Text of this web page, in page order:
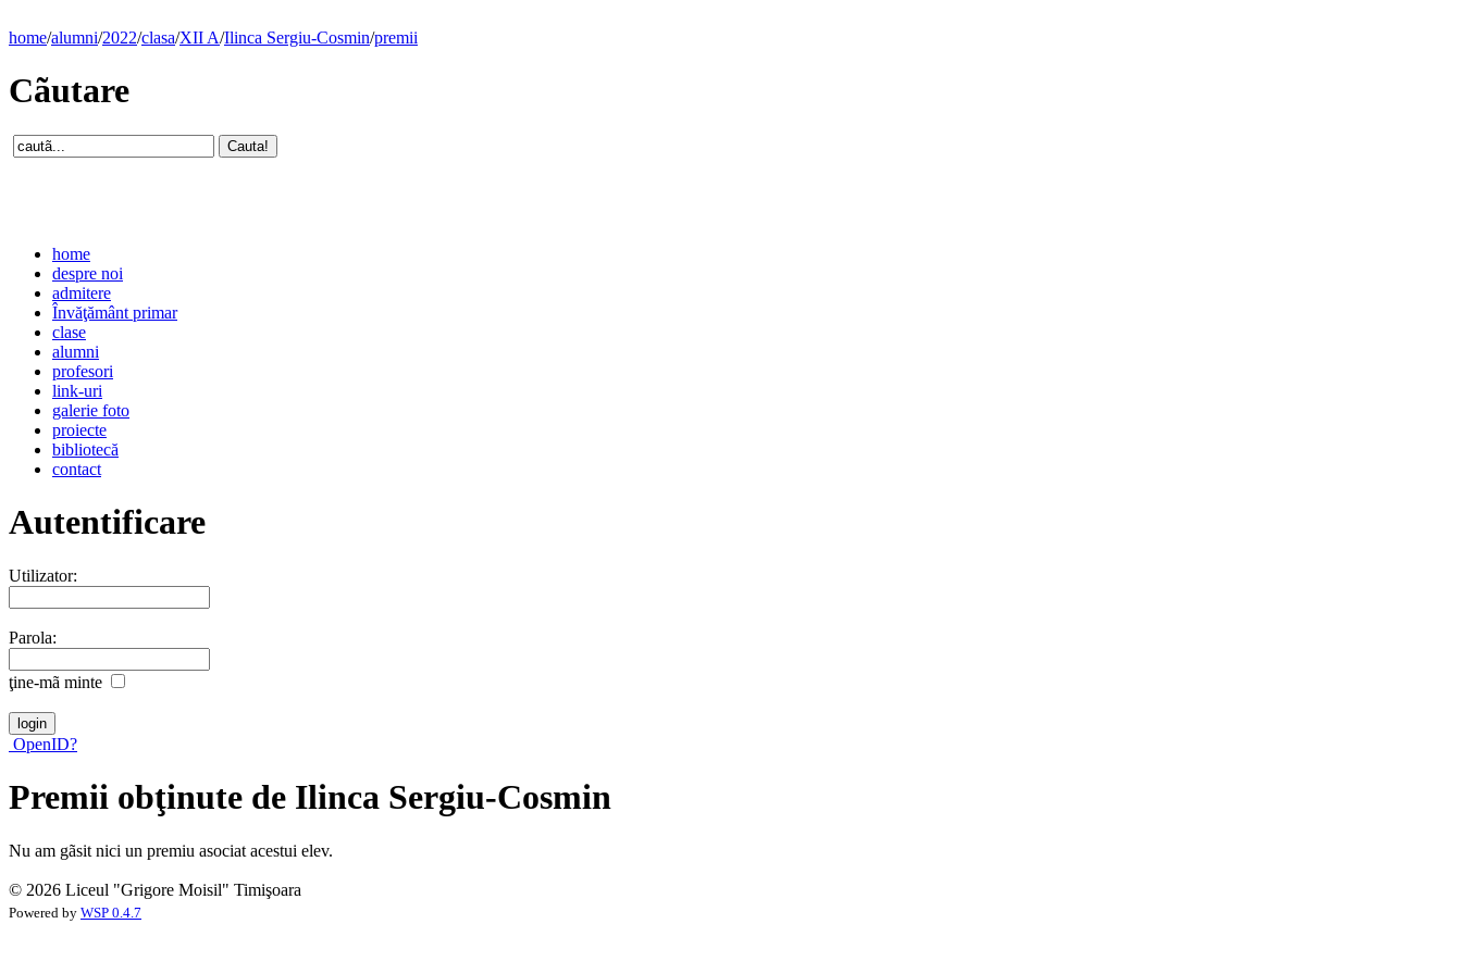
home/alumni/2022/clasa/XII A/Ilinca Sergiu-Cosmin/premii
Cãutare
home
despre noi
admitere
Învăţământ primar
clase
alumni
profesori
link-uri
galerie foto
proiecte
bibliotecă
contact
Autentificare
Utilizator:
Parola:
ţine-mã minte
OpenID?
Premii obţinute de Ilinca Sergiu-Cosmin
Nu am gãsit nici un premiu asociat acestui elev.
© 2026 Liceul "Grigore Moisil" Timişoara
Powered by WSP 0.4.7